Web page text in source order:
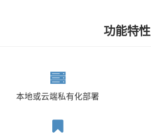
功能特性
本地或云端私有化部署